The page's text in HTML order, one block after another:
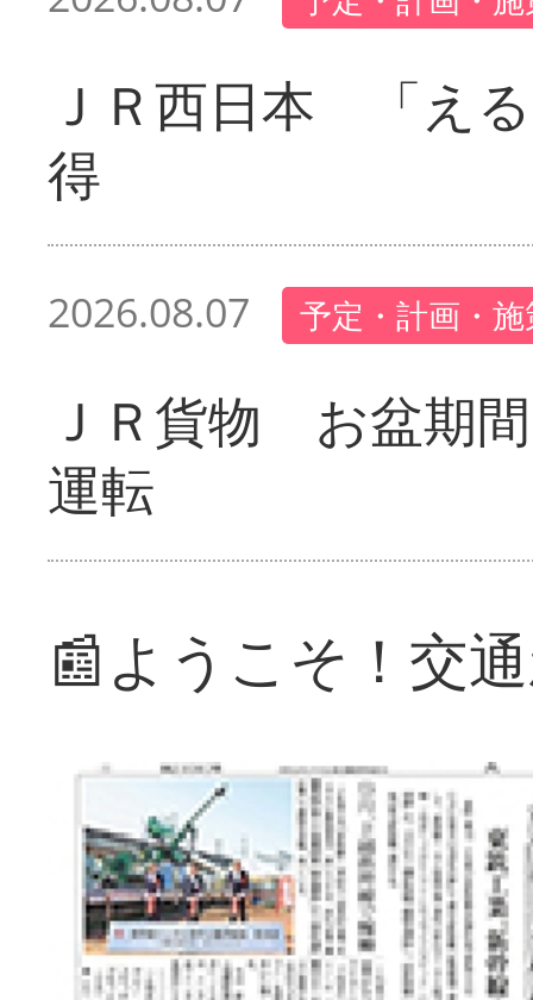
ＪＲ西日本 「え
得
2026.08.07 予定・計画・
ＪＲ貨物 お盆期
運転
📰ようこそ！交